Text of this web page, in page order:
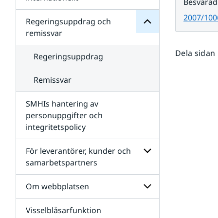
organisation
Undersidor
för
Samverkan
internationellt
Regeringsuppdrag och
remissvar
Regeringsuppdrag
Remissvar
SMHIs hantering av
personuppgifter och
integritetspolicy
För leverantörer, kunder och
samarbetspartners
Undersidor
för
Om webbplatsen
Visselblåsarfunktion
2007/
Dela sidan